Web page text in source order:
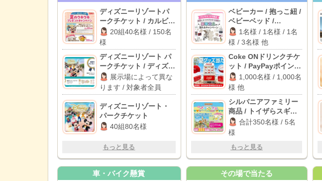
ディズニーリゾートパ
ークチケット / カルビー
お菓子詰め合わせ
20組40名様 / 150名
様
ディズニーリゾート パ
ークチケット / ディズニ
ーリゾート・パークグ
ッズ
展示場によって異な
ります / 対象者全員
ディズニーリゾート・
パークチケット
40組80名様
もっと見る
ベビーカー / 抱っこ紐 /
ベビーベッド /
Amazonギフト 10,000
円分 他
1名様 / 1名様 / 1名
様 / 3名様 他
Coke ONドリンクチケ
ット / PayPayポイント
100ポイント 他
1,000名様 / 1,000名
様 他
シルバニアファミリー
商品 / トイザらスギフ
トカード 5,000円分
合計350名様 / 5名
様
もっと見る
車・バイク懸賞 その場で当たる